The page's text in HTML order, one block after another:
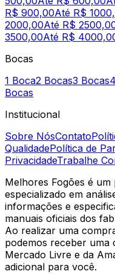
R$ 900,00Até R$
2000,00Até R$
3500,00Até R$
Bocas
1 Boca2 Bocas3 Bocas
Bocas
Institucional
Sobre NósContato
QualidadePolítica de
PrivacidadeTrabalhe
Melhores Fogões é
especializado em
informações e
manuais oficiais dos
Ao realizar uma
podemos receber uma
Mercado Livre e da
adicional para você.